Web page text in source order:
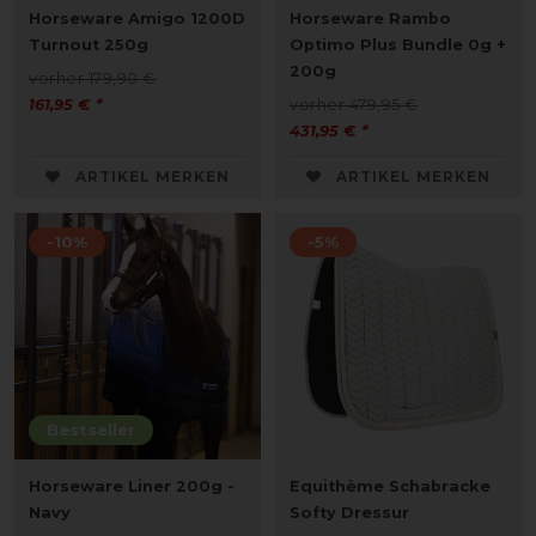
Horseware Amigo 1200D
Turnout 250g
vorher 179,90 €
161,95 € *
ARTIKEL MERKEN
Horseware Rambo
Optimo Plus Bundle 0g +
200g
vorher 479,95 €
431,95 € *
ARTIKEL MERKEN
Bestseller
-10%
Horseware Liner 200g -
Navy
-5%
Equithème Schabracke
Softy Dressur